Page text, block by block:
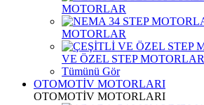
MOTORLAR
MOTORLAR
VE ÖZEL STEP MOTORLAR
Tümünü Gör
OTOMOTİV MOTORLARI
OTOMOTİV MOTORLARI